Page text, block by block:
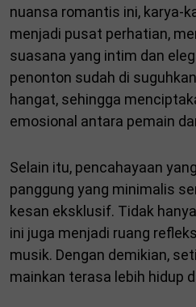
nuansa romantis ini, karya-
menjadi pusat perhatian,
suasana yang intim dan
penonton sudah di
hangat, sehingga
emosional antara pemain
Selain itu, pencahayaan
panggung yang minimalis
kesan eksklusif. Tidak
ini juga menjadi ruang
musik. Dengan demikian,
mainkan terasa lebih hidup